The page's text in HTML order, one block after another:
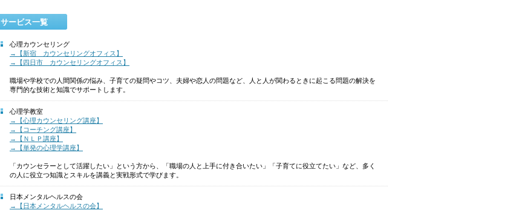
サービス一覧
心理カウンセリング
→【新宿 カウンセリングオフィス】
→【四日市 カウンセリングオフィス】
職場や学校での人間関係の悩み、子育ての疑問やコツ、夫婦や恋人の問題など、人と人が関わるときに起こる問題の解決を
専門的な技術と知識でサポートします。
心理学教室
→【心理カウンセリング講座】
→【コーチング講座】
→【ＮＬＰ講座】
→【単発の心理学講座】
「カウンセラーとして活躍したい」という方から、「職場の人と上手に付き合いたい」「子育てに役立てたい」など、多く
の人に役立つ知識とスキルを講義と実戦形式で学びます。
日本メンタルヘルスの会
→【日本メンタルヘルスの会】